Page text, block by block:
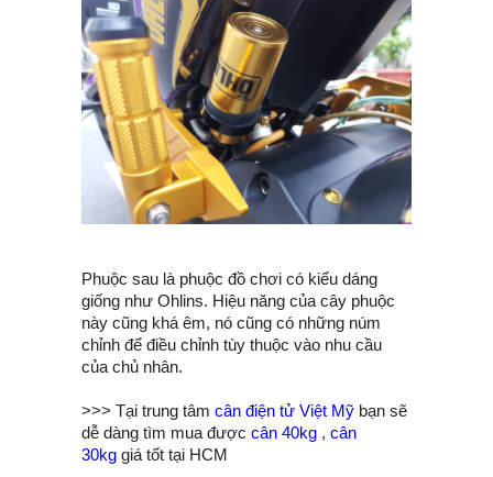
Phuộc sau là phuộc đồ chơi có kiểu dáng
giống như Ohlins. Hiệu năng của cây phuộc
này cũng khá êm, nó cũng có những núm
chỉnh để điều chỉnh tùy thuộc vào nhu cầu
của chủ nhân.
>>> Tại trung tâm cân điện tử Việt Mỹ bạn sẽ
dễ dàng tìm mua được cân 40kg , cân
30kg giá tốt tại HCM